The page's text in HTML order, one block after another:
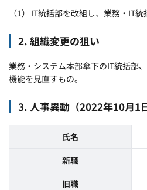
IT統括部を改組し、業務・IT統
2. 組織変更の狙い
業務・システム本部傘下のIT統括部
機能を見直すもの。
3. 人事異動（2022年10月1
氏名
新職
旧職